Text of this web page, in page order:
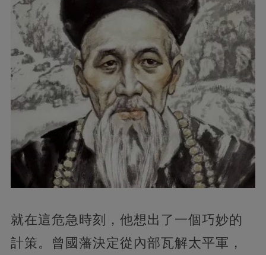
就在這危急時刻，他想出了一個巧妙的
計策。曾國藩決定從內部瓦解太平軍，